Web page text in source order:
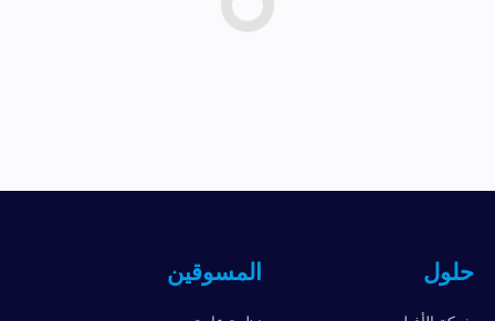
حلول المسوقين